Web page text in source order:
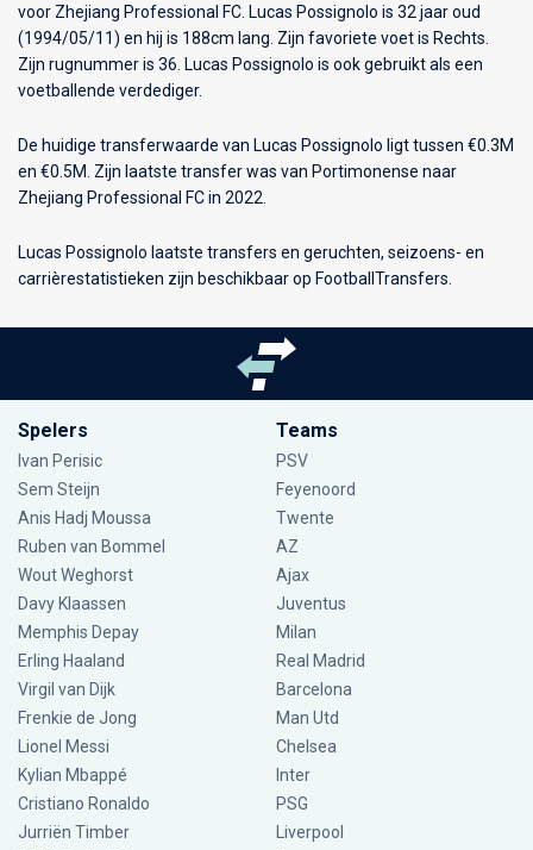
voor Zhejiang Professional FC . Lucas Possignolo is 32 jaar oud
(1994/05/11) en hij is 188cm lang. Zijn favoriete voet is Rechts.
Zijn rugnummer is 36. Lucas Possignolo is ook gebruikt als een
voetballende verdediger.
De huidige transferwaarde van Lucas Possignolo ligt tussen €0.3M
en €0.5M. Zijn laatste transfer was van Portimonense naar
Zhejiang Professional FC in 2022.
Lucas Possignolo laatste transfers en geruchten, seizoens- en
carrièrestatistieken zijn beschikbaar op FootballTransfers.
Spelers
Ivan Perisic
Sem Steijn
Anis Hadj Moussa
Ruben van Bommel
Wout Weghorst
Davy Klaassen
Memphis Depay
Erling Haaland
Virgil van Dijk
Frenkie de Jong
Lionel Messi
Kylian Mbappé
Cristiano Ronaldo
Jurriën Timber
Teams
PSV
Feyenoord
Twente
AZ
Ajax
Juventus
Milan
Real Madrid
Barcelona
Man Utd
Chelsea
Inter
PSG
Liverpool